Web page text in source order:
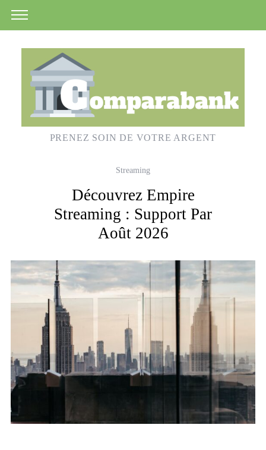
PRENEZ SOIN DE VOTRE ARGENT
Streaming
Découvrez Empire
Streaming : Support Par
Août 2026